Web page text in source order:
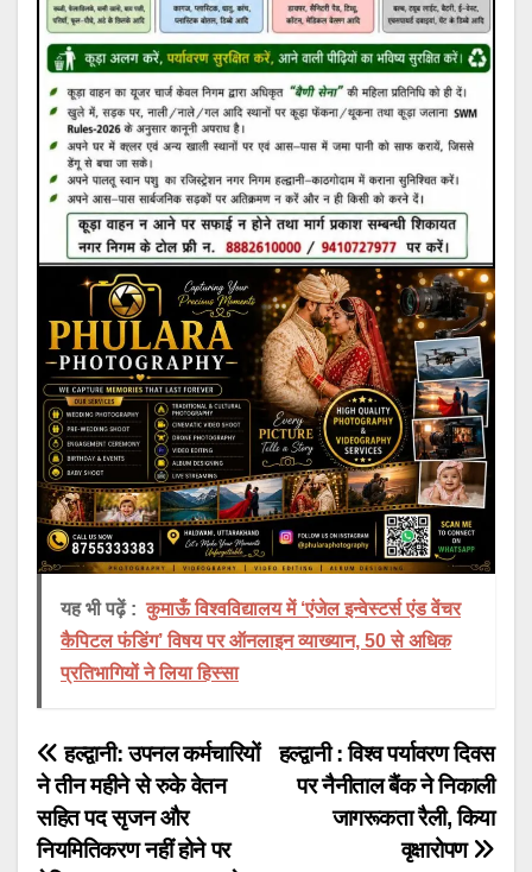
यह भी पढ़ें : कुमाऊँ विश्वविद्यालय में ‘एंजेल इन्वेस्टर्स एंड वेंचर
कैपिटल फंडिंग’ विषय पर ऑनलाइन व्याख्यान, 50 से अधिक
प्रतिभागियों ने लिया हिस्सा
Post
navigation
हल्द्वानी : विश्व पर्यावरण दिवस
पर नैनीताल बैंक ने निकाली
जागरूकता रैली, किया
वृक्षारोपण
हल्द्वानी: उपनल कर्मचारियों
ने तीन महीने से रुके वेतन
सहित पद सृजन और
नियमितिकरण नहीं होने पर